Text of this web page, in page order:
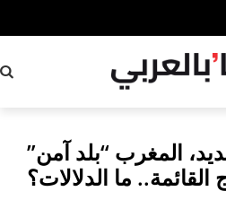
المغرب “بلد آمن”
القائمة.. ما الدلالات؟